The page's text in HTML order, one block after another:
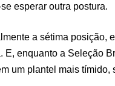
esperar outra postura.
a sétima posição,
enquanto a Seleção
um plantel mais tímido,